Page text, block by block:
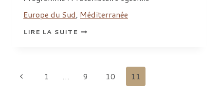
Europe du Sud, Méditerranée
LIRE LA SUITEAEGAEUM
14
Navigation
Page
1 … 9 10 11